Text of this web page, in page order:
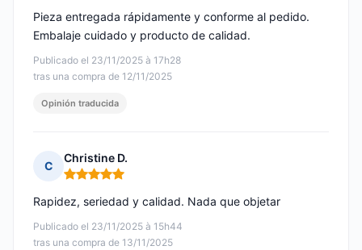
Publicado el 23/11/2025 à 17h28
tras una compra de 12/11/2025
Pieza entregada rápidamente y conforme al pedido.
Embalaje cuidado y producto de calidad.
Opinión traducida
C
Christine D.
Nota: 5 de 5
Publicado el 23/11/2025 à 15h44
tras una compra de 13/11/2025
Rapidez, seriedad y calidad. Nada que objetar